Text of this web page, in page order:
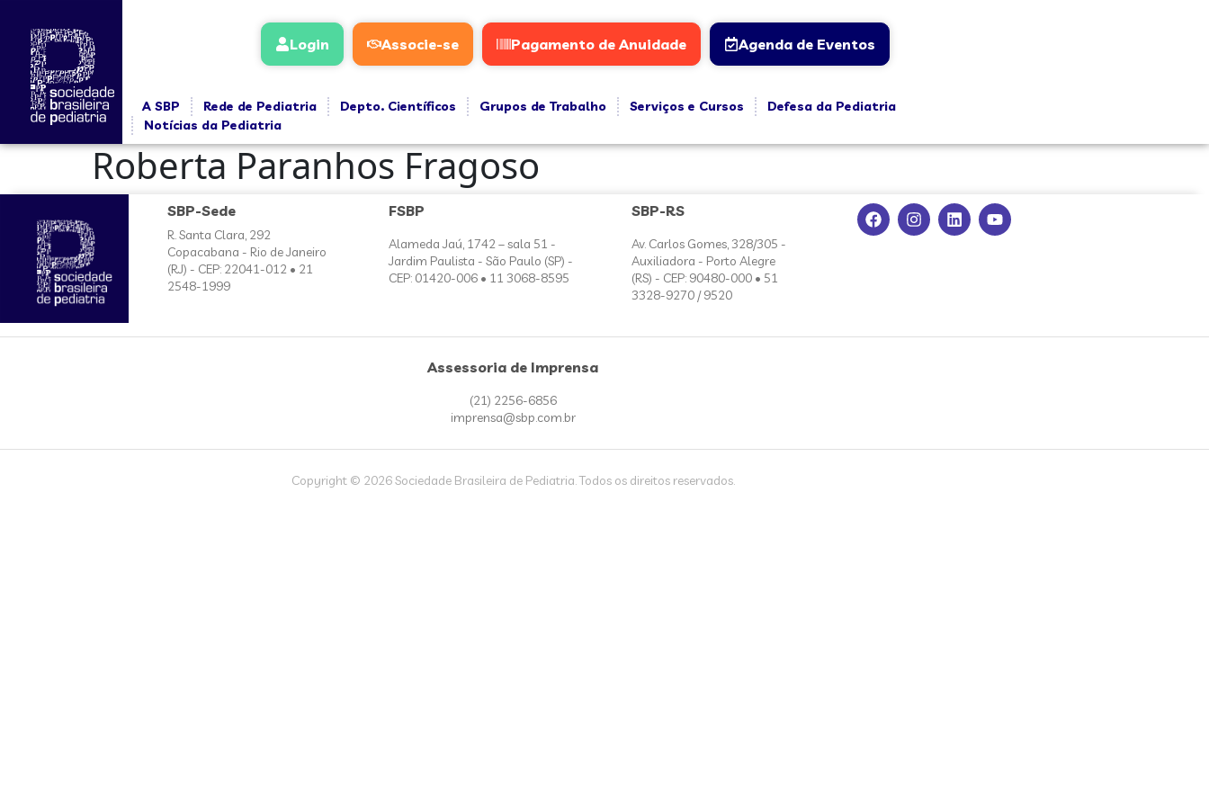
Login Associe-se Pagamento de Anuidade Agenda de Eventos
A SBP Rede de Pediatria Depto. Científicos Grupos de Trabalho Serviços e Cursos
Defesa da Pediatria
Notícias da Pediatria
Roberta Paranhos Fragoso
SBP-Sede
R. Santa Clara, 292
Copacabana - Rio de Janeiro
(RJ) - CEP: 22041-012 • 21
2548-1999
FSBP
Alameda Jaú, 1742 – sala 51 -
Jardim Paulista - São Paulo (SP) -
CEP: 01420-006 • 11 3068-8595
SBP-RS
Av. Carlos Gomes, 328/305 -
Auxiliadora - Porto Alegre
(RS) - CEP: 90480-000 • 51
3328-9270 / 9520
Assessoria de Imprensa
(21) 2256-6856
imprensa@sbp.com.br
Copyright © 2026 Sociedade Brasileira de Pediatria. Todos os direitos reservados.